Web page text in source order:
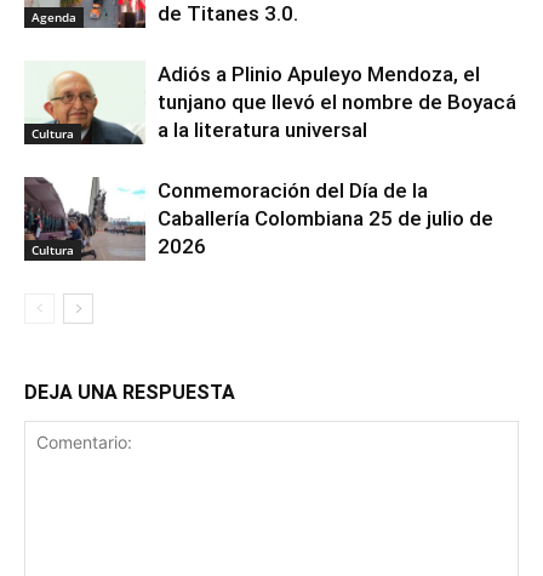
Agenda
de Titanes 3.0.
Cultura
Adiós a Plinio Apuleyo Mendoza, el
tunjano que llevó el nombre de Boyacá
a la literatura universal
Cultura
Conmemoración del Día de la
Caballería Colombiana 25 de julio de
2026
DEJA UNA RESPUESTA